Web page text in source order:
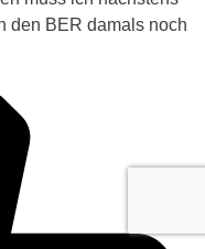
den BER damals noch